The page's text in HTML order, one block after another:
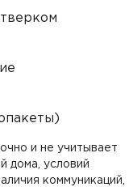
и не учитывает
дома, условий
коммуникаций,